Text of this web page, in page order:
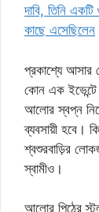
দাবি, তিনি
কাছে এসেছিলেন
প্রকাশ্যে
কোন এক ইভেন্টে
আলোর স্বপ্ন
ব্যবসায়ী হবে।
শ্বশুরবাড়ির
স্বামীও।
আলোর পিঠের